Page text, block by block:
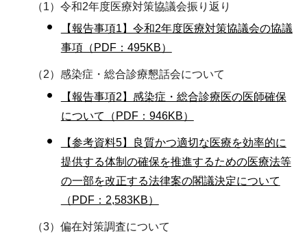
（1）令和2年度医療対策協議会振り返り
【報告事項1】令和2年度医療対策協議会の協議
事項（PDF：495KB）
（2）感染症・総合診療懇話会について
【報告事項2】感染症・総合診療医の医師確保
について（PDF：946KB）
【参考資料5】良質かつ適切な医療を効率的に
提供する体制の確保を推進するための医療法等
の一部を改正する法律案の閣議決定について
（PDF：2,583KB）
（3）偏在対策調査について